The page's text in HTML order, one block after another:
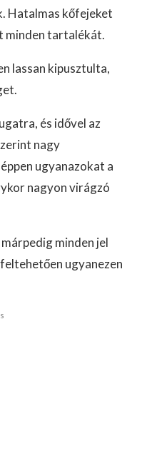
Hatalmas kőfejeket
minden tartalékát.
lassan kipusztulta,
és idővel az
nagy
ugyanazokat a
nagyon virágzó
minden jel
ugyanezen